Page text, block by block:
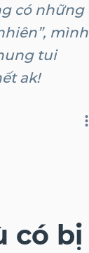
có những
mình
tui
ak!
có bị